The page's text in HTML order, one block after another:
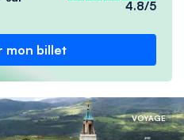
4.8/5
mon billet
VOYAGE